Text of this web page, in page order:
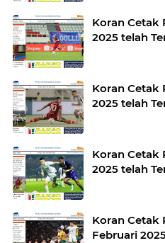
Koran Cetak
2025 telah
Koran Cetak
2025 telah
Koran Cetak
2025 telah
Koran Cetak
Februari